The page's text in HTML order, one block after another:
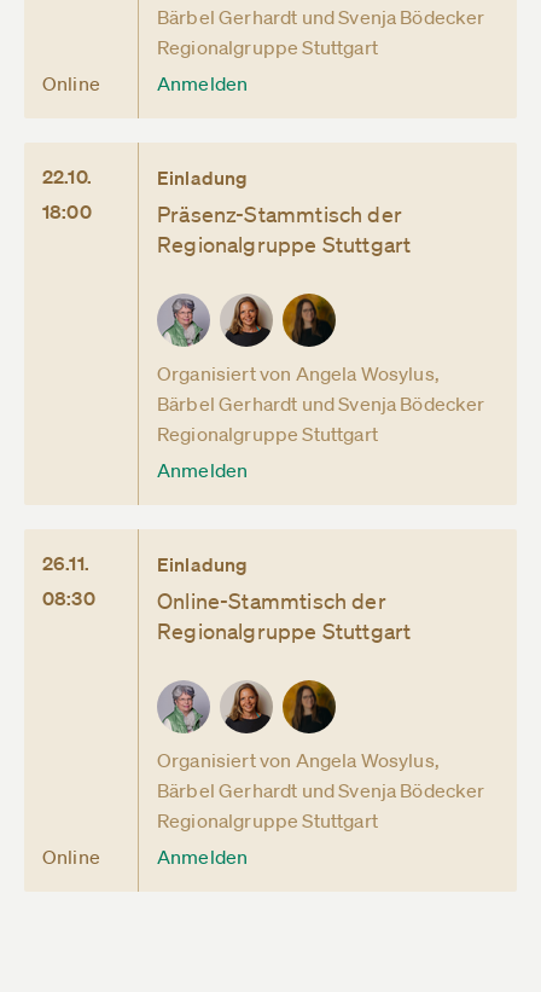
Online
Bärbel Gerhardt und Svenja Bödecker
Regionalgruppe Stuttgart
Anmelden
22.10.
18:00
Einladung
Präsenz-Stammtisch der
Regionalgruppe Stuttgart
Organisiert von Angela Wosylus,
Bärbel Gerhardt und Svenja Bödecker
Regionalgruppe Stuttgart
Anmelden
26.11.
08:30
Online
Einladung
Online-Stammtisch der
Regionalgruppe Stuttgart
Organisiert von Angela Wosylus,
Bärbel Gerhardt und Svenja Bödecker
Regionalgruppe Stuttgart
Anmelden